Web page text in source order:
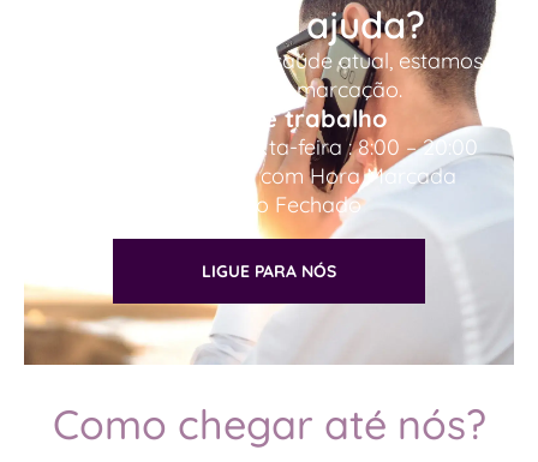
Precisa de ajuda?
Devido à situação de saúde atual, estamos
a funcionar por marcação.
Horário de trabalho
Segunda-feira to Sexta-feira : 8:00 – 20:00
Sábado Somente com Hora Marcada
Domingo Fechado
LIGUE PARA NÓS
Como chegar até nós?